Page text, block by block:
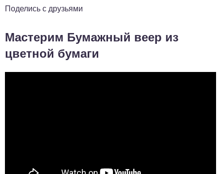
Поделись с друзьями
Мастерим Бумажный веер из
цветной бумаги